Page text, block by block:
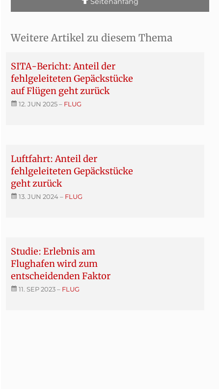
Weitere Artikel zu diesem Thema
SITA-Bericht: Anteil der
fehlgeleiteten Gepäckstücke
auf Flügen geht zurück
12. JUN 2025– FLUG
Luftfahrt: Anteil der
fehlgeleiteten Gepäckstücke
geht zurück
13. JUN 2024– FLUG
Studie: Erlebnis am
Flughafen wird zum
entscheidenden Faktor
11. SEP 2023– FLUG